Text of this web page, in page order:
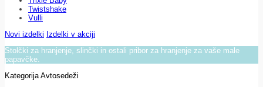
Twistshake
Vulli
Novi izdelki Izdelki v akciji
Stolčki za hranjenje, slinčki in ostali pribor za hranjenje za vaše male
papavčke.
Kategorija Avtosedeži